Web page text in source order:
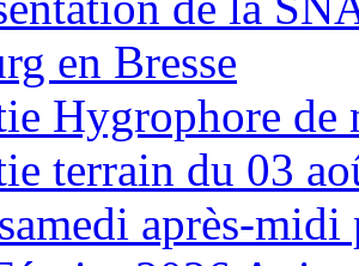
en Bresse
Hygrophore de
terrain du 03
après-